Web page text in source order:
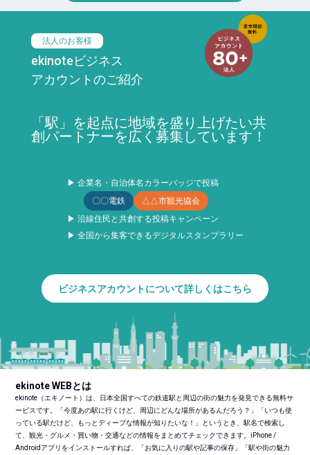
法人のお客様
ekinoteビジネス
アカウントのご紹介
「駅」を起点に地域を盛り上げたい共
創パートナーを広く募集しています！
▶ 企業名・自治体名カラーバッジで投稿
〇〇電鉄
△△市観光協会
▶ 沿線住民と共創する投稿キャンペーン
▶ 全国から集客できるデジタルスタンプラリー
ビジネスアカウントについて詳しくはこちら
ekinote WEBとは
ekinote（エキノート）は、日本全国すべての鉄道駅と周辺の街の魅力を発見できる無料サ
ービスです。「今度あの駅に行くけど、周辺にどんな場所があるんだろう？」「いつも使
っている駅だけど、もっとディープな情報が知りたいな！」というとき、駅名で検索し
て、観光・グルメ・買い物・交通などの情報をまとめてチェックできます。iPhone /
Androidアプリをインストールすれば、「お気に入りの駅や記事の保存」「駅や街の魅力